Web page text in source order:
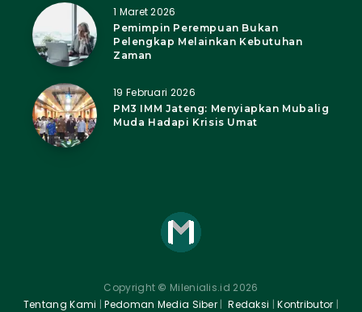
1 Maret 2026
Pemimpin Perempuan Bukan
Pelengkap Melainkan Kebutuhan
Zaman
19 Februari 2026
PM3 IMM Jateng: Menyiapkan Mubalig
Muda Hadapi Krisis Umat
Copyright © Milenialis.id 2026
Tentang Kami |Pedoman Media Siber | Redaksi |Kontributor |